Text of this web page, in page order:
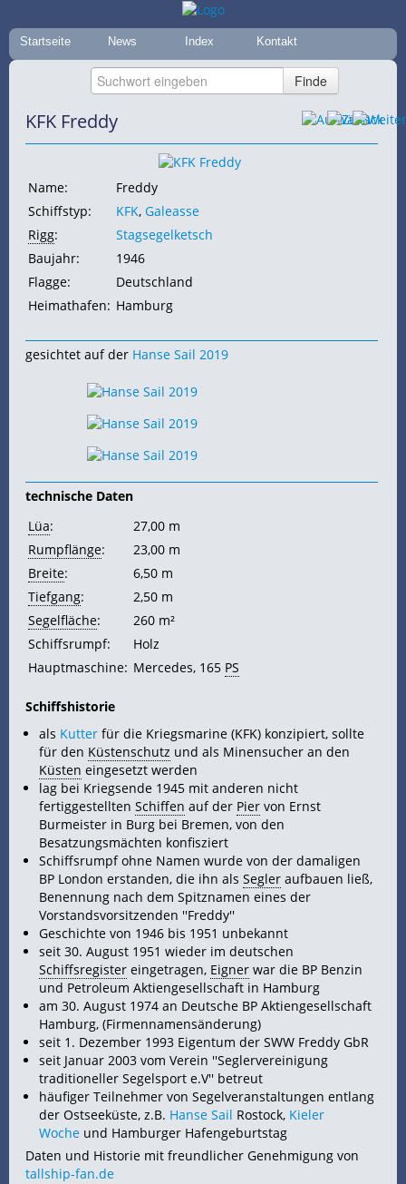
Startseite News Index Kontakt
KFK Freddy
Name:
Freddy
Schiffstyp:
KFK, Galeasse
Rigg:
Stagsegelketsch
Baujahr:
1946
Flagge:
Deutschland
Heimathafen: Hamburg
gesichtet auf der Hanse Sail 2019
technische Daten
Lüa:
27,00 m
Rumpflänge:
23,00 m
Breite:
6,50 m
Tiefgang:
2,50 m
Segelfläche:
260 m²
Schiffsrumpf:
Holz
Hauptmaschine: Mercedes, 165 PS
Schiffshistorie
als Kutter für die Kriegsmarine (KFK) konzipiert, sollte
für den Küstenschutz und als Minensucher an den
Küsten eingesetzt werden
lag bei Kriegsende 1945 mit anderen nicht
fertiggestellten Schiffen auf der Pier von Ernst
Burmeister in Burg bei Bremen, von den
Besatzungsmächten konfisziert
Schiffsrumpf ohne Namen wurde von der damaligen
BP London erstanden, die ihn als Segler aufbauen ließ,
Benennung nach dem Spitznamen eines der
Vorstandsvorsitzenden ''Freddy''
Geschichte von 1946 bis 1951 unbekannt
seit 30. August 1951 wieder im deutschen
Schiffsregister eingetragen, Eigner war die BP Benzin
und Petroleum Aktiengesellschaft in Hamburg
am 30. August 1974 an Deutsche BP Aktiengesellschaft
Hamburg, (Firmennamensänderung)
seit 1. Dezember 1993 Eigentum der SWW Freddy GbR
seit Januar 2003 vom Verein ''Seglervereinigung
traditioneller Segelsport e.V'' betreut
häufiger Teilnehmer von Segelveranstaltungen entlang
der Ostseeküste, z.B. Hanse Sail Rostock, Kieler
Woche und Hamburger Hafengeburtstag
Daten und Historie mit freundlicher Genehmigung von
tallship-fan.de